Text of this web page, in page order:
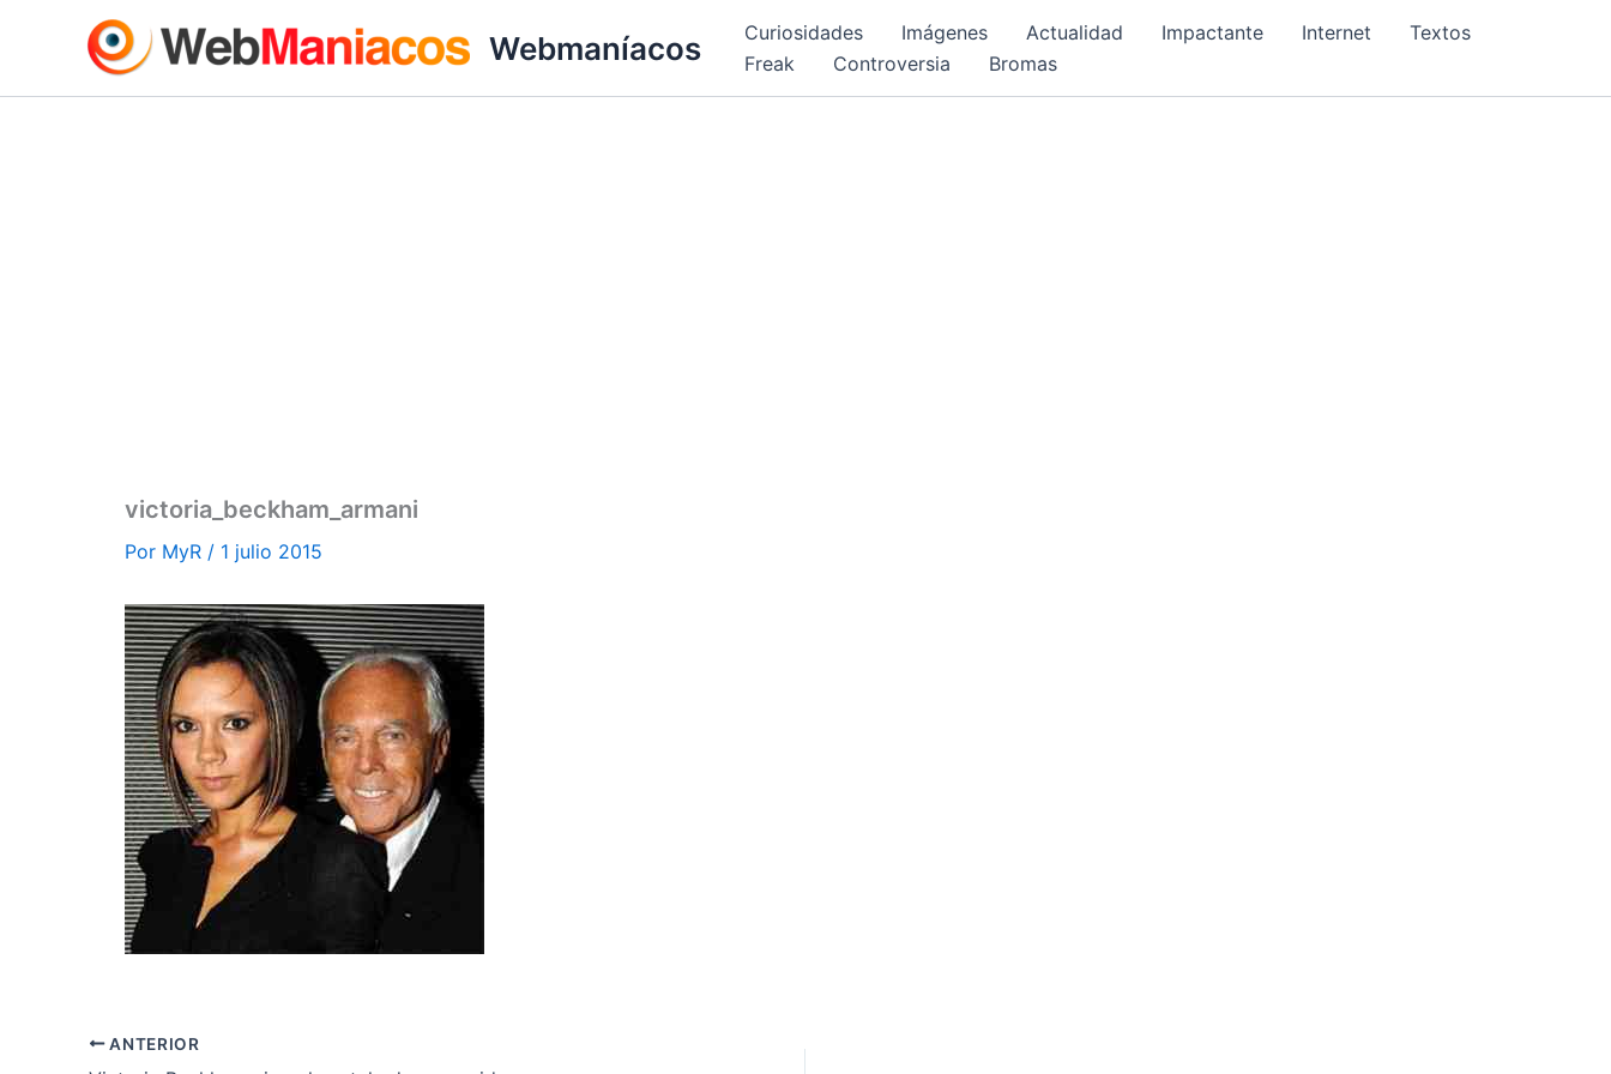
Webmaníacos Curiosidades Imágenes Actualidad Impactante Internet
Textos
Freak
Controversia Bromas
victoria_beckham_armani
Por MyR / 1 julio 2015
ANTERIOR